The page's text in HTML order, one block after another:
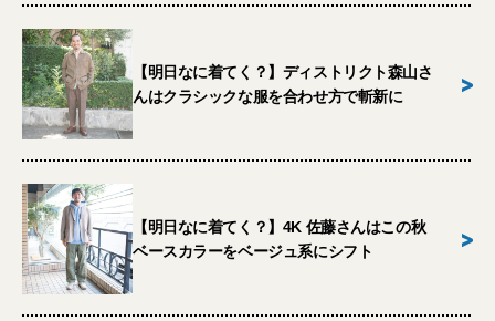
【明日なに着てく？】ディストリクト森山さ
んはクラシックな服を合わせ方で斬新に
>
【明日なに着てく？】4K 佐藤さんはこの秋
ベースカラーをベージュ系にシフト
>